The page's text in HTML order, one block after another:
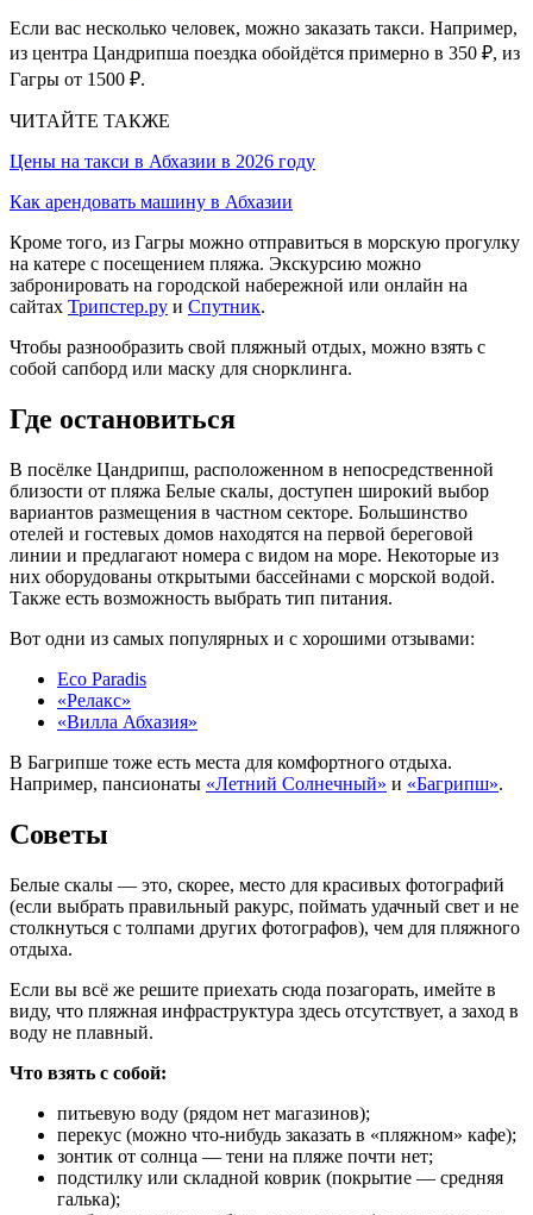
Если вас несколько человек, можно заказать такси. Например,
из центра Цандрипша поездка обойдётся примерно в 350 ₽, из
Гагры от 1500 ₽.
ЧИТАЙТЕ ТАКЖЕ
Цены на такси в Абхазии в 2026 году
Как арендовать машину в Абхазии
Кроме того, из Гагры можно отправиться в морскую прогулку
на катере с посещением пляжа. Экскурсию можно
забронировать на городской набережной или онлайн на
сайтах Трипстер.ру и Спутник.
Чтобы разнообразить свой пляжный отдых, можно взять с
собой сапборд или маску для снорклинга.
Где остановиться
​В посёлке Цандрипш, расположенном в непосредственной
близости от пляжа Белые скалы, доступен широкий выбор
вариантов размещения в частном секторе. Большинство
отелей и гостевых домов находятся на первой береговой
линии и предлагают номера с видом на море. Некоторые из
них оборудованы открытыми бассейнами с морской водой.
Также есть возможность выбрать тип питания.
Вот одни из самых популярных и с хорошими отзывами:
Eco Paradis
«Релакс»
«Вилла Абхазия»
В Багрипше тоже есть места для комфортного отдыха.
Например, пансионаты «Летний Солнечный» и «Багрипш».
Советы
Белые скалы — это, скорее, место для красивых фотографий
(если выбрать правильный ракурс, поймать удачный свет и не
столкнуться с толпами других фотографов), чем для пляжного
отдыха.
Если вы всё же решите приехать сюда позагорать, имейте в
виду, что пляжная инфраструктура здесь отсутствует, а заход в
воду не плавный.
Что взять с собой:
питьевую воду (рядом нет магазинов);
перекус (можно что-нибудь заказать в «пляжном» кафе);
зонтик от солнца — тени на пляже почти нет;
подстилку или складной коврик (покрытие — средняя
галька);